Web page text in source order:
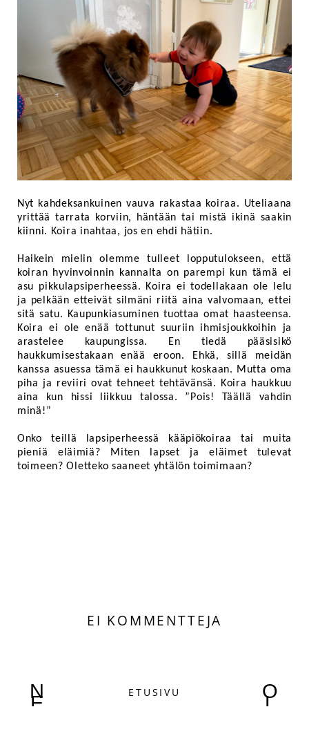
Nyt kahdeksankuinen vauva rakastaa koiraa. Uteliaana
yrittää tarrata korviin, häntään tai mistä ikinä saakin
kiinni. Koira inahtaa, jos en ehdi hätiin.
Haikein mielin olemme tulleet lopputulokseen, että
koiran hyvinvoinnin kannalta on parempi kun tämä ei
asu pikkulapsiperheessä. Koira ei todellakaan ole lelu
ja pelkään etteivät silmäni riitä aina valvomaan, ettei
sitä satu. Kaupunkiasuminen tuottaa omat haasteensa.
Koira ei ole enää tottunut suuriin ihmisjoukkoihin ja
arastelee kaupungissa. En tiedä pääsisikö
haukkumisestakaan enää eroon. Ehkä, sillä meidän
kanssa asuessa tämä ei haukkunut koskaan. Mutta oma
piha ja reviiri ovat tehneet tehtävänsä. Koira haukkuu
aina kun hissi liikkuu talossa. ”Pois! Täällä vahdin
minä!”
Onko teillä lapsiperheessä kääpiökoiraa tai muita
pieniä eläimiä? Miten lapset ja eläimet tulevat
toimeen? Oletteko saaneet yhtälön toimimaan?
EI KOMMENTTEJA
N
E
O
L
ETUSIVU